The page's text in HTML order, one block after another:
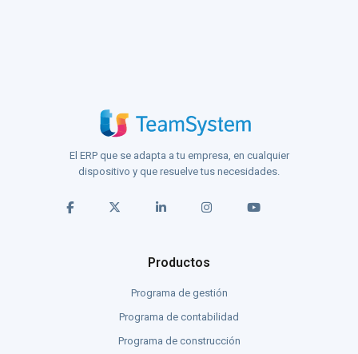
El ERP que se adapta a tu empresa, en cualquier
dispositivo y que resuelve tus necesidades.
Productos
Programa de gestión
Programa de contabilidad
Programa de construcción